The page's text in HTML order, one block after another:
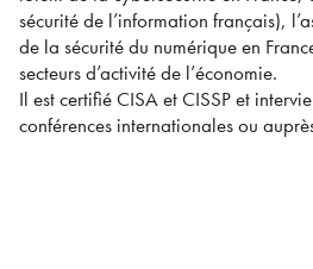
sécurité de l’information français),
de la sécurité du numérique en
secteurs d’activité de l’économie.
Il est certifié CISA et CISSP et
conférences internationales ou